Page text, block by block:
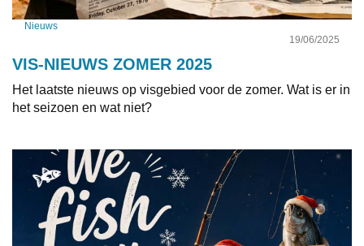
Nieuws
19/06/2025
VIS-NIEUWS ZOMER 2025
Het laatste nieuws op visgebied voor de zomer. Wat is er in
het seizoen en wat niet?